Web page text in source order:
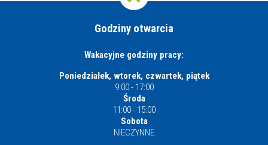
Godziny otwarcia
Wakacyjne godziny pracy:
Poniedziałek, wtorek, czwartek, piątek
9:00 - 17:00
Środa
11:00 - 15:00
Sobota
NIECZYNNE